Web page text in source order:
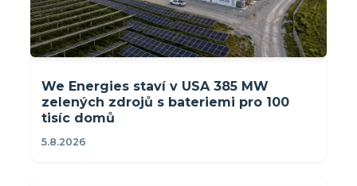
We Energies staví v USA 385 MW
zelených zdrojů s bateriemi pro 100
tisíc domů
5.8.2026